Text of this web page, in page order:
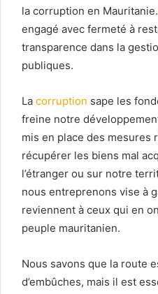
la corruption en Mauritanie.
engagé avec fermeté à
transparence dans la
publiques.
La corruption sape les
freine notre
mis en place des
récupérer les biens mal
l’étranger ou sur notre
nous entreprenons vise à
reviennent à ceux qui en
peuple mauritanien.
Nous savons que la route
d’embûches, mais il est